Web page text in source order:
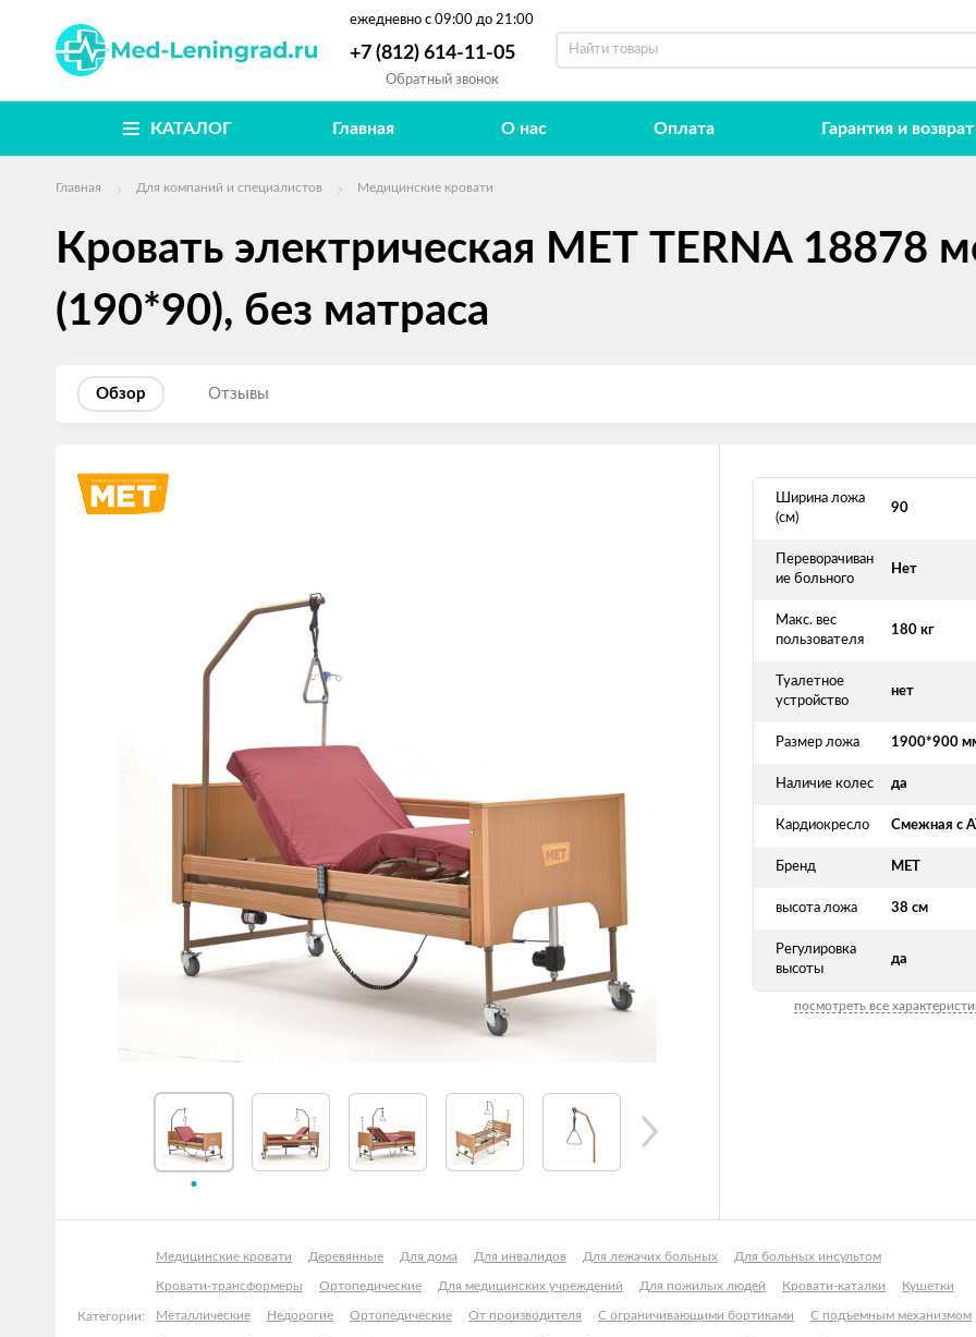
ежедневно с 09:00 до 21:00
+7 (812) 614-11-05
Обратный звонок
КАТАЛОГ Главная О нас Оплата Гарантия и возврат
Главная Для компаний и специалистов Медицинские кровати
Кровать электрическая МЕТ TERNA 18878
(190*90), без матраса
Обзор Отзывы
Ширина ложа
(см)
90
Переворачиван
ие больного
Нет
Макс. вес
пользователя
180 кг
Туалетное
устройство
нет
Размер ложа 1900*900
Наличие колес да
Кардиокресло Смежная с
Бренд MET
высота ложа 38 см
Регулировка
высоты
да
посмотреть все
Категории:
Медицинские кровати Деревянные Для дома Для инвалидов Для лежачих больных Для больных инсультом
Кровати-трансформеры Ортопедические Для медицинских учреждений Для пожилых людей Кровати-каталки Кушетки
Металлические Недорогие Ортопедические От производителя С ограничивающими бортиками С подъемным механизмом